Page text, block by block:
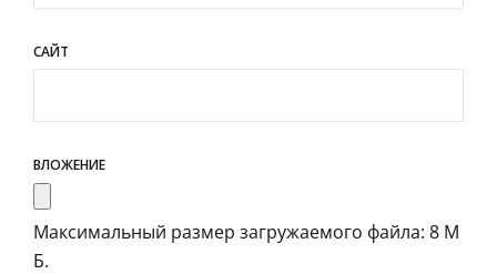
САЙТ
ВЛОЖЕНИЕ
Максимальный размер загружаемого файла: 8 М
Б.